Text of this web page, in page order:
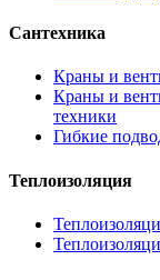
Сантехника
Краны и
Краны и
техники
Гибкие
Теплоизоляция